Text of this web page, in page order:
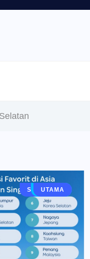
BERITA
SURABAYA
TRAVEL
UTAMA